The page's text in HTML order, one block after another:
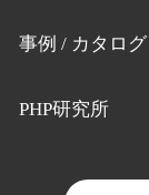
事例 / カタログ
PHP研究所